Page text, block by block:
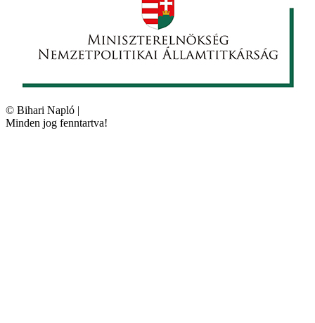
© Bihari Napló |
Minden jog fenntartva!